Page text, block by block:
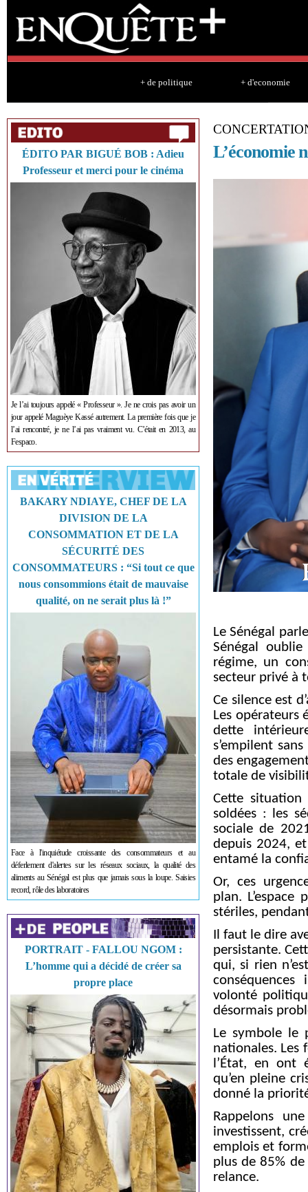
+ de politique + d'economie
ÉDITO PAR BIGUÉ BOB : Adieu
Professeur et merci pour le cinéma
Je l’ai toujours appelé « Professeur ». Je ne crois pas avoir un
jour appelé Maguèye Kassé autrement. La première fois que je
l’ai rencontré, je ne l’ai pas vraiment vu. C’était en 2013, au
Fespaco.
BAKARY NDIAYE, CHEF DE LA
DIVISION DE LA
CONSOMMATION ET DE LA
SÉCURITÉ DES
CONSOMMATEURS : “Si tout ce que
nous consommions était de mauvaise
qualité, on ne serait plus là !”
Face à l'inquiétude croissante des consommateurs et au
déferlement d'alertes sur les réseaux sociaux, la qualité des
aliments au Sénégal est plus que jamais sous la loupe. Saisies
record, rôle des laboratoires
PORTRAIT - FALLOU NGOM :
L’homme qui a décidé de créer sa
propre place
L’économie
Le Sénégal
Sénégal
régime, un
secteur privé à
Ce silence est
Les opérateurs
dette
s’empilent
des
totale de
Cette
soldées : les
sociale de
depuis 2024,
entamé la
Or, ces
plan.
stériles,
Il faut le dire
persistante.
qui, si rien
volonté
désormais
Le symbole le
nationales. Les
l’État, en ont
qu’en pleine
donné la
Rappelons
investissent,
emplois et
plus de 85% de
relance.